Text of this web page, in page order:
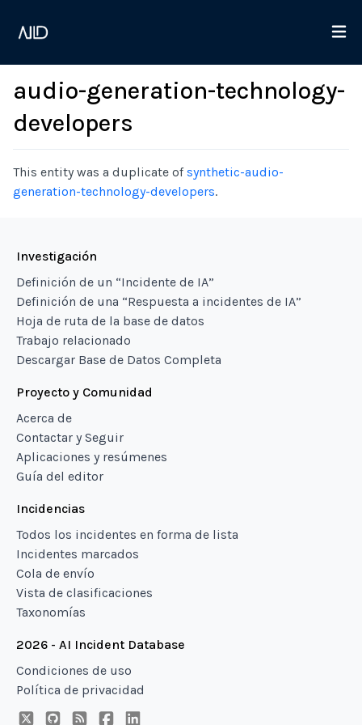
audio-generation-technology-
developers
This entity was a duplicate of synthetic-audio-
generation-technology-developers.
Investigación
Definición de un “Incidente de IA”
Definición de una “Respuesta a incidentes de IA”
Hoja de ruta de la base de datos
Trabajo relacionado
Descargar Base de Datos Completa
Proyecto y Comunidad
Acerca de
Contactar y Seguir
Aplicaciones y resúmenes
Guía del editor
Incidencias
Todos los incidentes en forma de lista
Incidentes marcados
Cola de envío
Vista de clasificaciones
Taxonomías
2026 - AI Incident Database
Condiciones de uso
Política de privacidad